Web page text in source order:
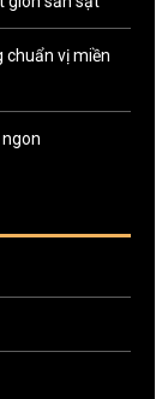
chuẩn vị miền